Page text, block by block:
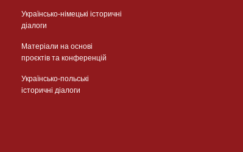
Українсько-німецькі історичні
діалоги
Матеріали на основі
проєктів та конференцій
Українсько-польські
історичні діалоги